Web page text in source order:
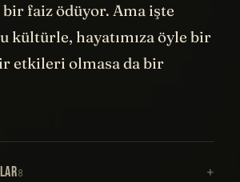
faiz ödüyor. Ama işte
kültürle, hayatımıza öyle bir
etkileri olmasa da bir
8